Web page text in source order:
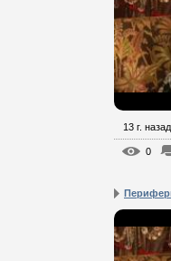
13 г. назад
0